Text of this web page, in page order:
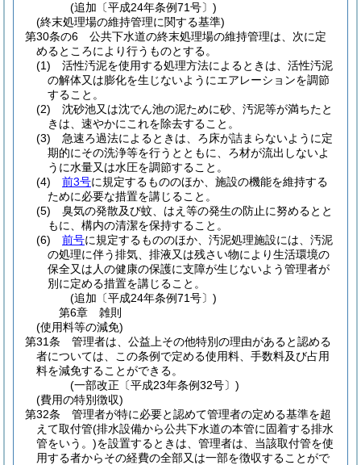
(追加〔平成24年条例71号〕)
(終末処理場の維持管理に関する基準)
第30条の6
公共下水道の終末処理場の維持管理は、次に定
めるところにより行うものとする。
(1)
活性汚泥を使用する処理方法によるときは、活性汚泥
の解体又は膨化を生じないようにエアレーションを調節
すること。
(2)
沈砂池又は沈でん池の泥ために砂、汚泥等が満ちたと
きは、速やかにこれを除去すること。
(3)
急速ろ過法によるときは、ろ床が詰まらないように定
期的にその洗浄等を行うとともに、ろ材が流出しないよ
うに水量又は水圧を調節すること。
(4)
前3号に規定するもののほか、施設の機能を維持する
ために必要な措置を講じること。
(5)
臭気の発散及び蚊、はえ等の発生の防止に努めるとと
もに、構内の清潔を保持すること。
(6)
前号に規定するもののほか、汚泥処理施設には、汚泥
の処理に伴う排気、排液又は残さい物により生活環境の
保全又は人の健康の保護に支障が生じないよう管理者が
別に定める措置を講じること。
(追加〔平成24年条例71号〕)
第6章
雑則
(使用料等の減免)
第31条
管理者は、公益上その他特別の理由があると認める
者については、この条例で定める使用料、手数料及び占用
料を減免することができる。
(一部改正〔平成23年条例32号〕)
(費用の特別徴収)
第32条
管理者が特に必要と認めて管理者の定める基準を超
えて取付管(排水設備から公共下水道の本管に固着する排水
管をいう。)を設置するときは、管理者は、当該取付管を使
用する者からその経費の全部又は一部を徴収することがで